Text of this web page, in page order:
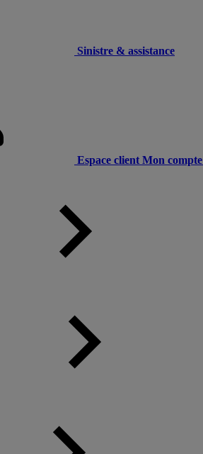
Sinistre & assistance
Espace client Mon compte